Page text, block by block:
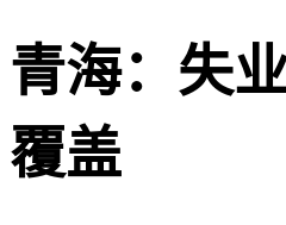
青海：失
覆盖